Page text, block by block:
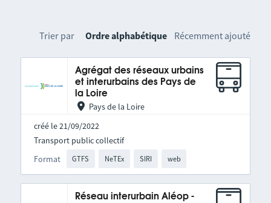
Trier par Ordre alphabétique Récemment ajouté
Agrégat des réseaux urbains
et interurbains des Pays de
la Loire
Pays de la Loire
créé le 21/09/2022
Format GTFS NeTEx SIRI web
Transport public collectif
Réseau interurbain Aléop -